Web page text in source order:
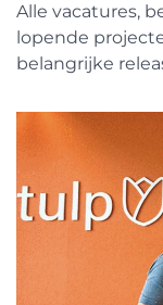
Alle vacatures,
lopende
belangrijke